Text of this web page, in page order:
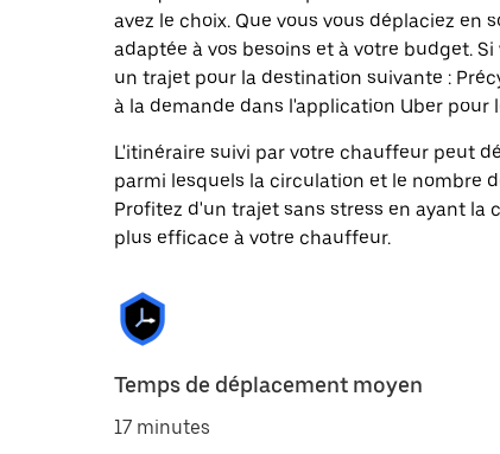
avez le choix. Que vous vous déplaciez en
adaptée à vos besoins et à votre budget.
un trajet pour la destination suivante :
à la demande dans l'application Uber pour
L'itinéraire suivi par votre chauffeur peut
parmi lesquels la circulation et le nombre
Profitez d'un trajet sans stress en ayant
plus efficace à votre chauffeur.
Temps de déplacement moyen
17 minutes